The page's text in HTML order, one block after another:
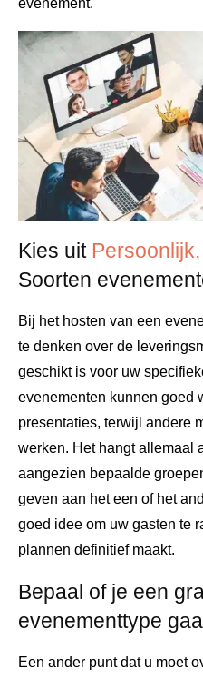
Kies uit
Soorten
Bij het hosten van een
te denken over de
geschikt is voor uw
evenementen kunnen goed
presentaties, terwijl andere
werken. Het hangt allemaal
aangezien bepaalde
geven aan het een of het
goed idee om uw gasten te
plannen definitief maakt.
Bepaal of je een
evenementtype
Een ander punt dat u moet